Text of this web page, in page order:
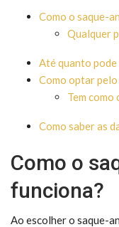
Como o saque-
Qualquer
Até quanto
Como optar
Tem como
Como saber as
Como o
funciona?
Ao escolher o saque-